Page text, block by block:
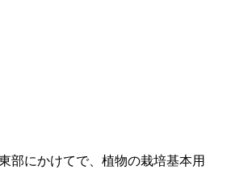
部にかけてで、植物の栽培基本用